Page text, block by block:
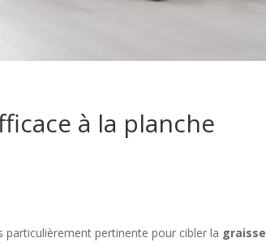
à la planche
particulièrement pertinente pour cibler la graisse